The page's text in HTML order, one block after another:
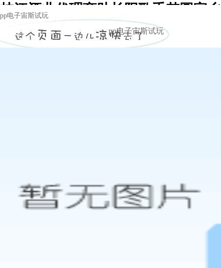
枝江酒业代理商助长阳歌手梦圆家乡
演唱会 -pp电子宙斯试玩
pp电子宙斯试玩
pp电子宙斯试玩